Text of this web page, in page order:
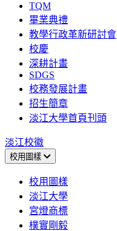
TQM
畢業典禮
教學行政革新研討會
校慶
深耕計畫
SDGS
校務發展計畫
招生簡章
淡江大學首頁刊頭
淡江校徽
校用圖樣
校用圖樣
淡江大學
宮燈商標
樸實剛毅